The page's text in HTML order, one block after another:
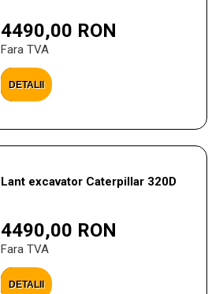
4490,00 RON
Fara TVA
DETALII
Lant excavator Caterpillar 320D
4490,00 RON
Fara TVA
DETALII